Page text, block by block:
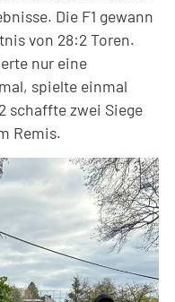
Die F1 gewann
von 28:2 Toren.
nur eine
spielte einmal
schaffte zwei Siege
Remis.